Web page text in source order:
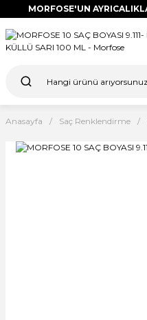
MORFOSE'UN
Anasayfa Saç Renklendirme